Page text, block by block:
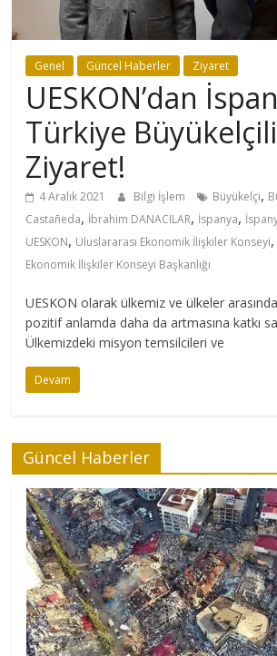
Genel Güncel Haberler Ziyaret
UESKON’dan
Türkiye
Ziyaret!
4 Aralık 2021 Bilgi İşlem Büyükelçi,
Castañeda, İbrahim DANACILAR, İspanya,
UESKON, Uluslararası Ekonomik İlişkiler Konseyi,
Ekonomik İlişkiler Konseyi Başkanlığı
UESKON olarak ülkemiz ve ülkeler
pozitif anlamda daha da artmasına katkı
Ülkemizdeki misyon temsilcileri ve
Devam
Güncel Haberler